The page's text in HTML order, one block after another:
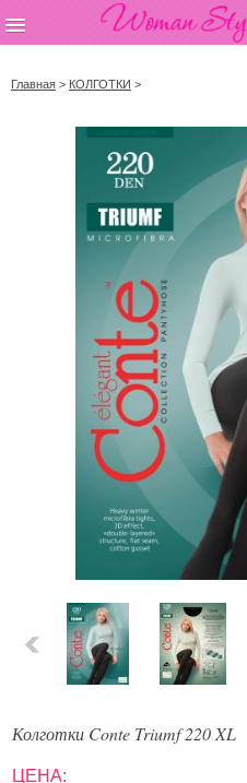
Главная > КОЛГОТКИ >
Колготки Conte Triumf 220 XL
ЦЕНА: